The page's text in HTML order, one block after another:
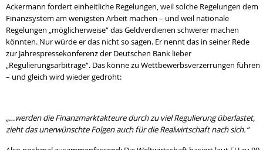
Ackermann fordert einheitliche Regelungen, weil solche Regelungen dem
Finanzsystem am wenigsten Arbeit machen – und weil nationale
Regelungen „möglicherweise“ das Geldverdienen schwerer machen
könnten. Nur würde er das nicht so sagen. Er nennt das in seiner Rede
zur Jahrespressekonferenz der Deutschen Bank lieber
„Regulierungsarbitrage“. Das könne zu Wettbewerbsverzerrungen führen
– und gleich wird wieder gedroht:
„…werden die Finanzmarktakteure durch zu viel Regulierung überlastet,
zieht das unerwünschte Folgen auch für die Realwirtschaft nach sich.“